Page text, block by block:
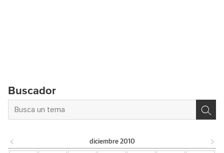
Buscador
diciembre 2010